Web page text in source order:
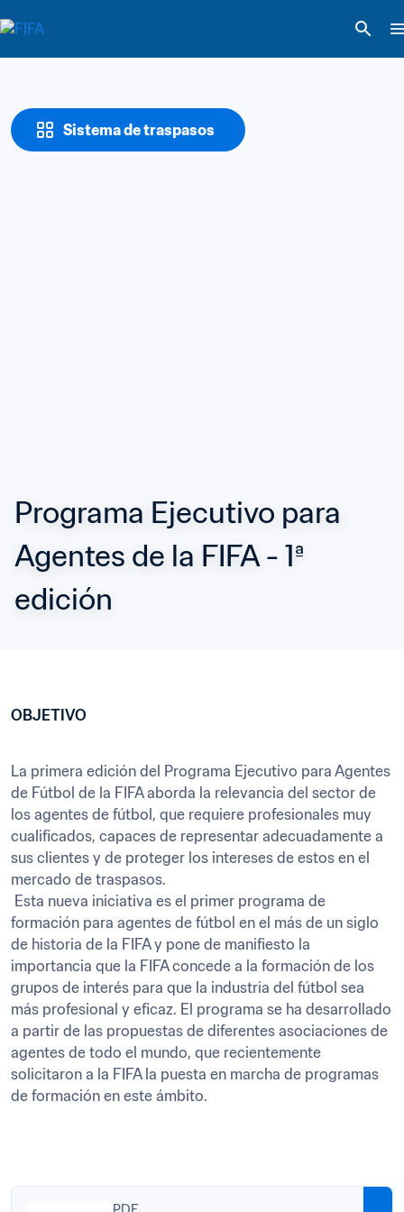
Sistema de traspasos
Programa Ejecutivo para
Agentes de la FIFA - 1ª
edición
OBJETIVO
La primera edición del Programa Ejecutivo para Agentes
de Fútbol de la FIFA aborda la relevancia del sector de
los agentes de fútbol, que requiere profesionales muy
cualificados, capaces de representar adecuadamente a
sus clientes y de proteger los intereses de estos en el
mercado de traspasos.
formación para agentes de fútbol en el más de un siglo
de historia de la FIFA y pone de manifiesto la
importancia que la FIFA concede a la formación de los
grupos de interés para que la industria del fútbol sea
más profesional y eficaz. El programa se ha desarrollado
a partir de las propuestas de diferentes asociaciones de
agentes de todo el mundo, que recientemente
solicitaron a la FIFA la puesta en marcha de programas
de formación en este ámbito.